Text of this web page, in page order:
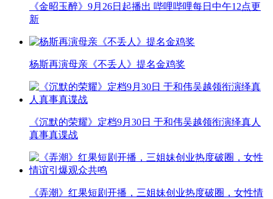
《金昭玉醉》9月26日起播出 哔哩哔哩每日中午12点更
新
杨斯再演母亲《不丢人》提名金鸡奖
《沉默的荣耀》定档9月30日 于和伟吴越领衔演绎真人
真事真谍战
《弄潮》红果短剧开播，三姐妹创业热度破圈，女性情